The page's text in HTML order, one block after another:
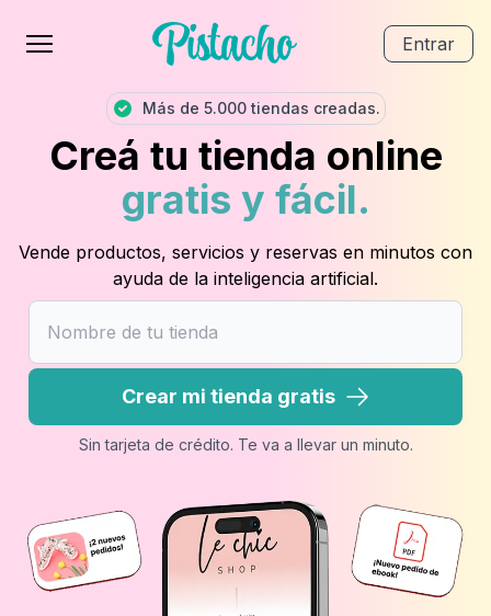
Entrar
Más de 5.000 tiendas creadas.
Creá tu tienda online
gratis y fácil.
Vende productos, servicios y reservas en minutos con
ayuda de la inteligencia artificial.
Crear mi tienda gratis
Sin tarjeta de crédito. Te va a llevar un minuto.